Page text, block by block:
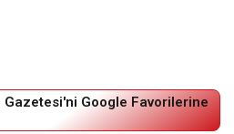
Gazetesi'ni Google Favorilerine